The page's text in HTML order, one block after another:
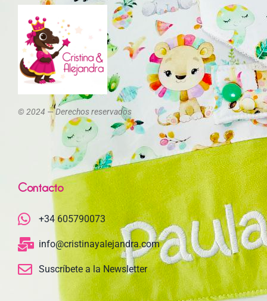
© 2024 — Derechos reservados
Contacto
+34 605790073
info@cristinayalejandra.com
Suscríbete a la Newsletter